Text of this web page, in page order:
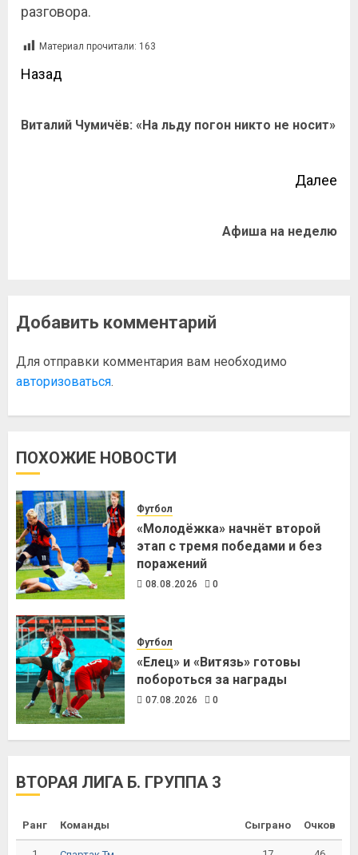
разговора.
Материал прочитали: 163
Назад
Виталий Чумичёв: «На льду погон никто не носит»
Далее
Афиша на неделю
Добавить комментарий
Для отправки комментария вам необходимо
авторизоваться.
ПОХОЖИЕ НОВОСТИ
Футбол
«Молодёжка» начнёт второй
этап с тремя победами и без
поражений
08.08.2026 0
Футбол
«Елец» и «Витязь» готовы
побороться за награды
07.08.2026 0
ВТОРАЯ ЛИГА Б. ГРУППА 3
Ранг Команды Сыграно Очков